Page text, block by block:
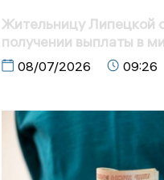
Жительницу Липецкой
получении выплаты в
08/07/2026 09:26